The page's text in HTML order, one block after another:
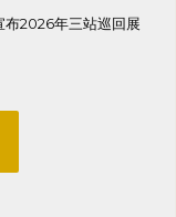
2026年三站巡回展